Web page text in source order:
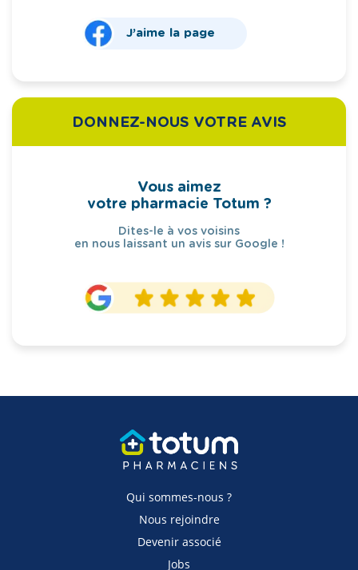
J’aime la page
DONNEZ-NOUS VOTRE AVIS
Vous aimez
votre pharmacie Totum ?
Dites-le à vos voisins
en nous laissant un avis sur Google !
Qui sommes-nous ?
Nous rejoindre
Devenir associé
Jobs